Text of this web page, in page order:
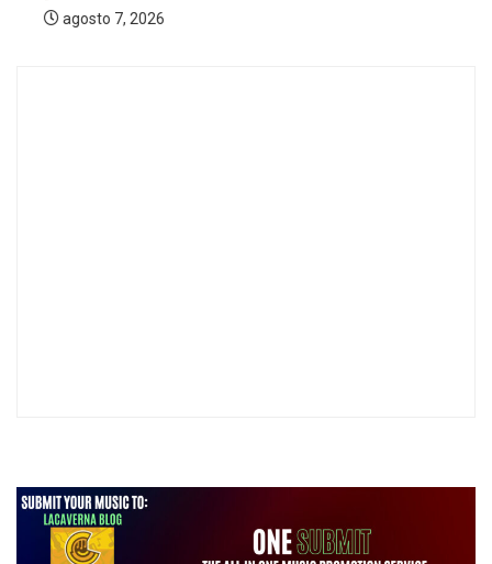
agosto 7, 2026